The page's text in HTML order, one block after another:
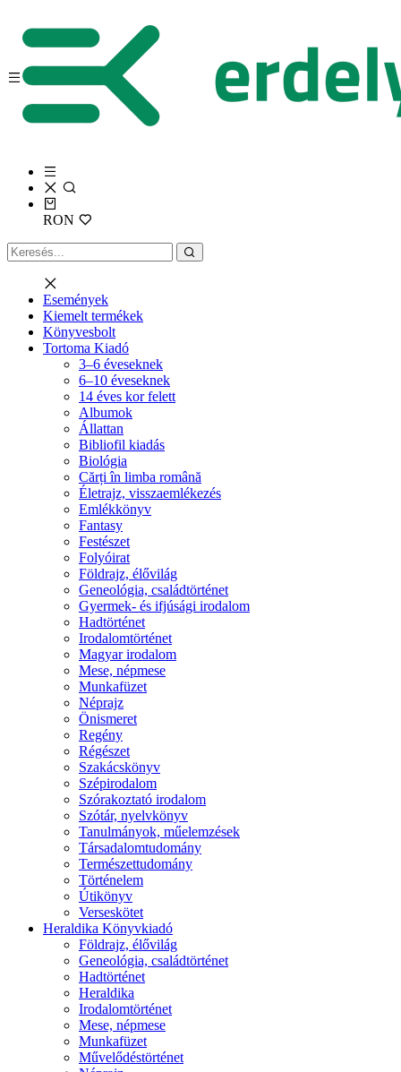
RON
Események
Kiemelt termékek
Könyvesbolt
Tortoma Kiadó
3–6 éveseknek
6–10 éveseknek
14 éves kor felett
Albumok
Állattan
Bibliofil kiadás
Biológia
Cărți în limba română
Életrajz, visszaemlékezés
Emlékkönyv
Fantasy
Festészet
Folyóirat
Földrajz, élővilág
Geneológia, családtörténet
Gyermek- és ifjúsági irodalom
Hadtörténet
Irodalomtörténet
Magyar irodalom
Mese, népmese
Munkafüzet
Néprajz
Önismeret
Regény
Régészet
Szakácskönyv
Szépirodalom
Szórakoztató irodalom
Szótár, nyelvkönyv
Tanulmányok, műelemzések
Társadalomtudomány
Természettudomány
Történelem
Útikönyv
Verseskötet
Heraldika Könyvkiadó
Földrajz, élővilág
Geneológia, családtörténet
Hadtörténet
Heraldika
Irodalomtörténet
Mese, népmese
Munkafüzet
Művelődéstörténet